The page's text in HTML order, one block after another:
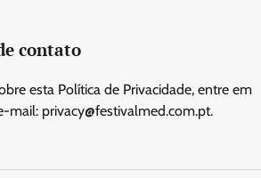
contato
esta Política de Privacidade, entre em
mail: privacy@festivalmed.com.pt.